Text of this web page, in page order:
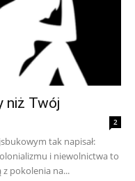
niż Twój
2
tak napisał:
i niewolnictwa to
pokolenia na...